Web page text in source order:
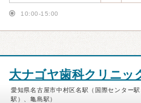
10:00-15:00
大ナゴヤ歯科クリニッ
愛知県名古屋市中村区名駅（国際センター
駅）、亀島駅）